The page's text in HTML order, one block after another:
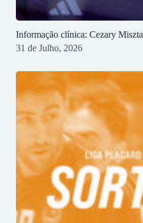
Informação clínica: Cezary Miszta
31 de Julho, 2026